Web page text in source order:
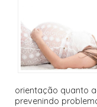
orientação quanto
prevenindo